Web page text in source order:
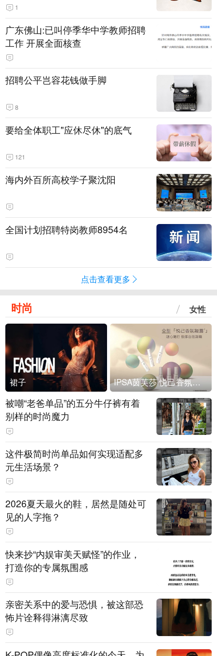
1
广东佛山:已叫停季华中学教师招聘
工作 开展全面核查
招聘公平岂容花钱做手脚
8
要给全体职工"应休尽休"的底气
121
海内外百所高校学子聚沈阳
全国计划招聘特岗教师8954名
点击查看更多
时尚 女性
裙子 IPSA茵芙莎 悦己香氛凝露上市
被嘲“老爸单品”的五分牛仔裤有着
别样的时尚魔力
这件极简时尚单品如何实现适配多
元生活场景？
2026夏天最火的鞋，居然是随处可
见的人字拖？
快来抄“内娱审美天赋怪”的作业，
打造你的专属氛围感
亲密关系中的爱与恐惧，被这部恐
怖片诠释得淋漓尽致